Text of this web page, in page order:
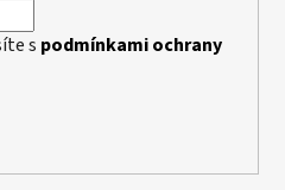
s podmínkami ochrany